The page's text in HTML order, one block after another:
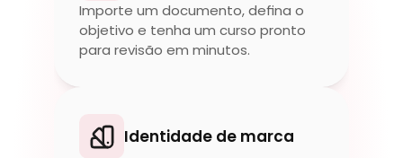
Importe um documento, defina o
objetivo e tenha um curso pronto
para revisão em minutos.
Identidade de marca